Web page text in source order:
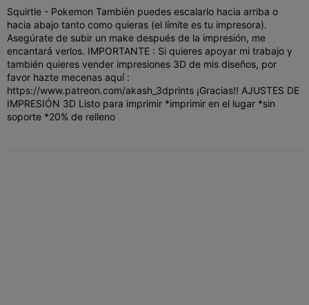
Squirtle - Pokemon También puedes escalarlo hacia arriba o
hacia abajo tanto como quieras (el límite es tu impresora).
Asegúrate de subir un make después de la impresión, me
encantará verlos. IMPORTANTE : Si quieres apoyar mi trabajo y
también quieres vender impresiones 3D de mis diseños, por
favor hazte mecenas aquí :
https://www.patreon.com/akash_3dprints ¡Gracias!! AJUSTES DE
IMPRESIÓN 3D Listo para imprimir *imprimir en el lugar *sin
soporte *20% de relleno